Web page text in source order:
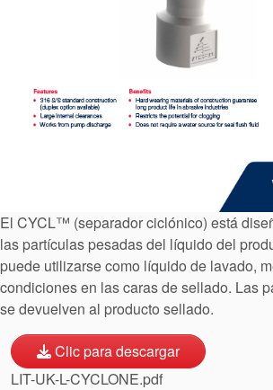
Certificaciones y
Portal-cliente
Localizaciones
Noticias
Sostenibilidad
El CYCL™ (separador ciclónico) está
las partículas pesadas del líquido del
puede utilizarse como líquido de lavado,
condiciones en las caras de sellado. Las
se devuelven al producto sellado.
Clic para descargar
LIT-UK-L-CYCLONE.pdf